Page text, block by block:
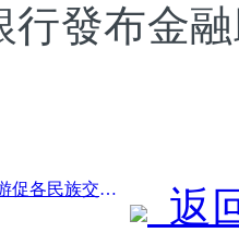
行發布金
前一篇：新疆喀什舉行旅游促各民族交流推廣活動 返